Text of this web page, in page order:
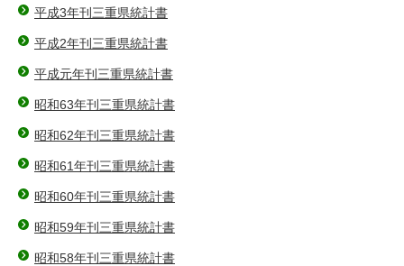
平成3年刊三重県統計書
平成2年刊三重県統計書
平成元年刊三重県統計書
昭和63年刊三重県統計書
昭和62年刊三重県統計書
昭和61年刊三重県統計書
昭和60年刊三重県統計書
昭和59年刊三重県統計書
昭和58年刊三重県統計書